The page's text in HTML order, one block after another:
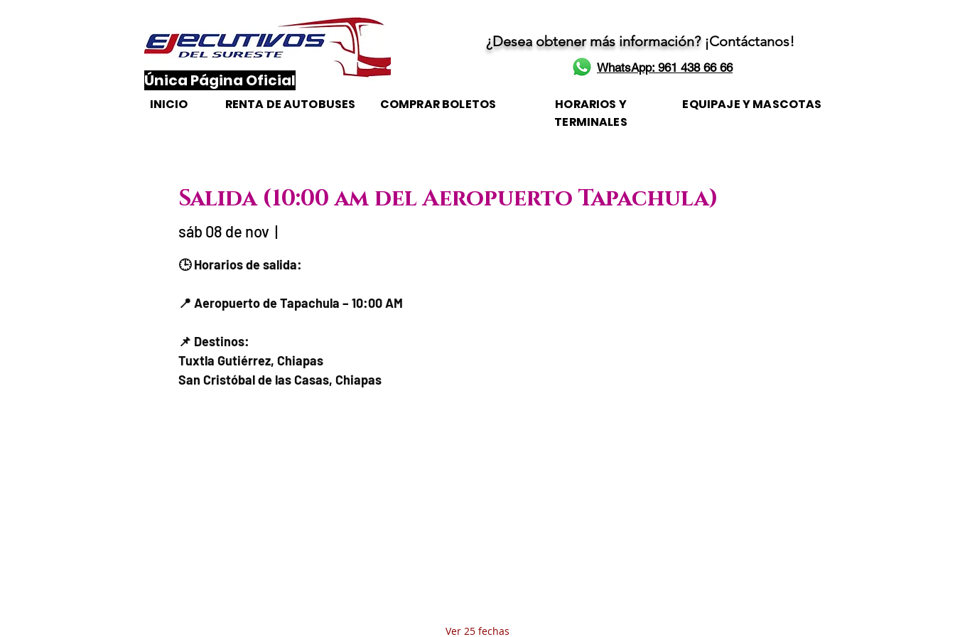
​Única Página Oficial
¿Desea obtener más información? ¡Contáctanos!
WhatsApp: 961 438 66 66
INICIO RENTA DE AUTOBUSES COMPRAR BOLETOS
HORARIOS Y
TERMINALES
EQUIPAJE Y MASCOTAS
Salida (10:00 am del Aeropuerto Tapachula)
sáb 08 de nov
  |
🕒 Horarios de salida:
📍 Aeropuerto de Tapachula – 10:00 AM
📌 Destinos:
Tuxtla Gutiérrez, Chiapas
San Cristóbal de las Casas, Chiapas
Ver 25 fechas